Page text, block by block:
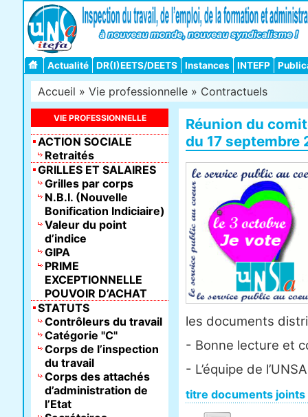
Actualité DR(I)EETS/DEETS Instances INTEFP
Accueil » Vie professionnelle » Contractuels
Réunion du
du 17 septembre
les documents
- Bonne lecture et
- L’équipe de
titre documents joints
VIE PROFESSIONNELLE
ACTION SOCIALE
Retraités
GRILLES ET SALAIRES
Grilles par corps
N.B.I. (Nouvelle
Bonification Indiciaire)
Valeur du point
d’indice
GIPA
PRIME
EXCEPTIONNELLE
POUVOIR D’ACHAT
STATUTS
Contrôleurs du travail
Catégorie "C"
Corps de l’inspection
du travail
Corps des attachés
d’administration de
l’Etat